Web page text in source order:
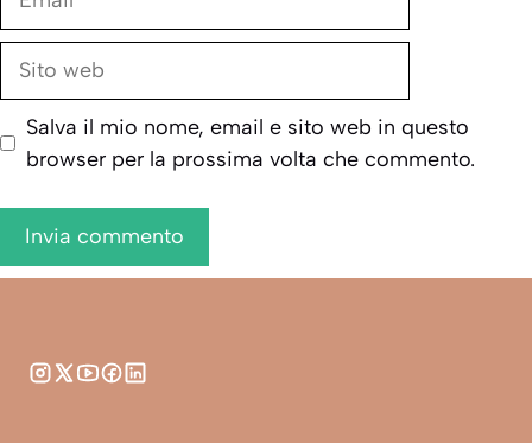
Sito
Salva il mio nome, email e sito web in questo
browser per la prossima volta che commento.